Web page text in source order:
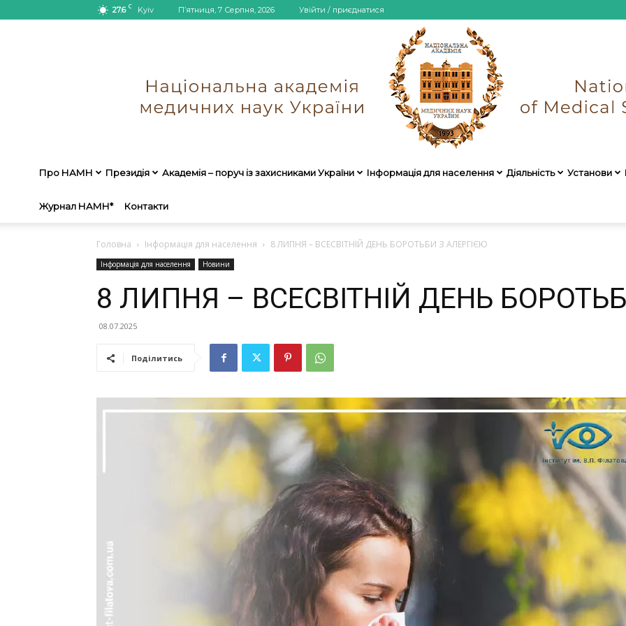
27.6 C Kyiv П’ятниця, 7 Серпня, 2026 Увійти / приєднатися
України
Про НАМН Президія Академія – поруч із захисниками України Інформація для населення Діяльність Установи
Журнал НАМН* Контакти
Головна Інформація для населення 8 ЛИПНЯ – ВСЕСВІТНІЙ ДЕНЬ БОРОТЬБИ З АЛЕРГІЄЮ
Інформація для населення Новини
8 ЛИПНЯ – ВСЕСВІТНІЙ ДЕНЬ
08.07.2025
Поділитись